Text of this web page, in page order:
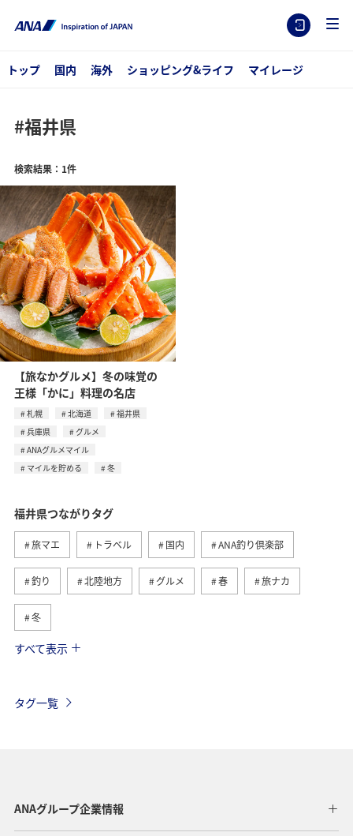
トップ 国内 海外 ショッピング&ライフ マイレージ
#福井県
検索結果：1件
【旅なかグルメ】冬の味覚の
王様「かに」料理の名店
札幌 北海道
福井県
兵庫県
グルメ
ANAグルメマイル
マイルを貯める
冬
福井県つながりタグ
旅マエ トラベル 国内 ANA釣り倶楽部
釣り 北陸地方 グルメ 春 旅ナカ
冬
宮城県
すべて表示
タグ一覧
ANAグループ企業情報